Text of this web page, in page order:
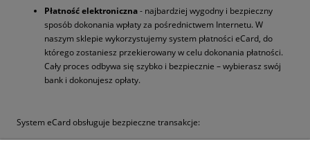
Płatność elektroniczna- najbardziej wygodny i bezpieczny
sposób dokonania wpłaty za pośrednictwem Internetu. W
naszym sklepie wykorzystujemy system płatności eCard, do
którego zostaniesz przekierowany w celu dokonania płatności.
Cały proces odbywa się szybko i bezpiecznie – wybierasz swój
bank i dokonujesz opłaty.
System eCard obsługuje bezpieczne transakcje: